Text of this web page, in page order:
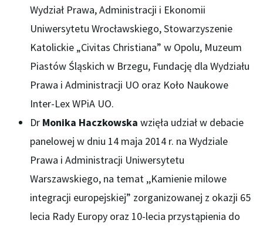
Wydział Prawa, Administracji i Ekonomii
Uniwersytetu Wrocławskiego, Stowarzyszenie
Katolickie „Civitas Christiana” w Opolu, Muzeum
Piastów Śląskich w Brzegu, Fundację dla Wydziału
Prawa i Administracji UO oraz Koło Naukowe
Inter-Lex WPiA UO.
Dr Monika Haczkowska wzięła udział w debacie
panelowej w dniu 14 maja 2014 r. na Wydziale
Prawa i Administracji Uniwersytetu
Warszawskiego, na temat ,,Kamienie milowe
integracji europejskiej” zorganizowanej z okazji 65
lecia Rady Europy oraz 10-lecia przystąpienia do